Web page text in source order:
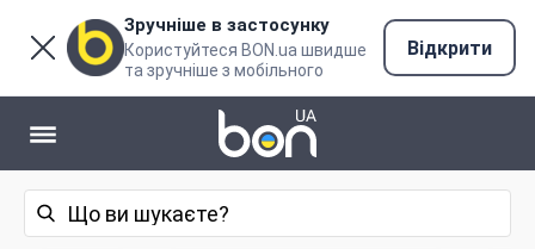
Зручніше в застосунку
Користуйтеся BON.ua швидше
та зручніше з мобільного
Відкрити